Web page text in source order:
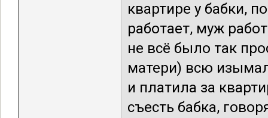
квартире у бабки,
работает, муж
не всё было так
матери) всю
и платила за
съесть бабка,